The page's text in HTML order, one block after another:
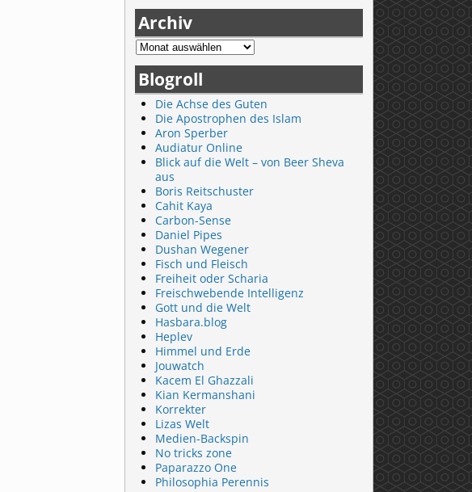
Archiv
Blogroll
Die Achse des Guten
Die Apostrophen des Islam
Aron Sperber
Audiatur Online
Blick auf die Welt – von Beer Sheva
aus
Boris Reitschuster
Cahit Kaya
Carbon-Sense
Daniel Pipes
Dushan Wegener
Fisch und Fleisch
Freiheit oder Scharia
Freischwebende Intelligenz
Gott und die Welt
Hasbara.blog
Heplev
Himmel und Erde
Jouwatch
Kacem El Ghazzali
Kian Kermanshani
Korrekter
Lizas Welt
Medien-Backspin
No tricks zone
Paparazzo One
Philosophia Perennis